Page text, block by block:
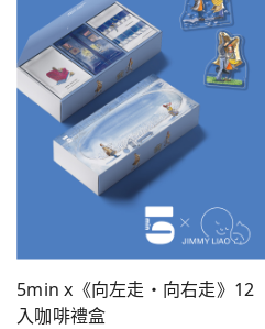
5min x《向左走・向右走》12
入咖啡禮盒